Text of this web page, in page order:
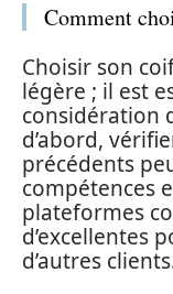
Comment
Choisir son
légère ; il est
considération
d’abord,
précédents
compétences
plateformes
d’excellentes
d’autres